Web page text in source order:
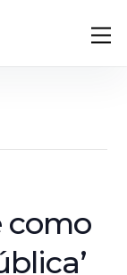
como